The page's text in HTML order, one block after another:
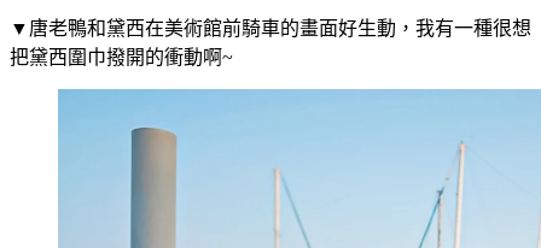
▼唐老鴨和黛西在美術館前騎車的畫面好生動，我有一種很想
把黛西圍巾撥開的衝動啊~